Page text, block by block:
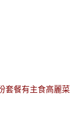
套餐有主食高麗菜